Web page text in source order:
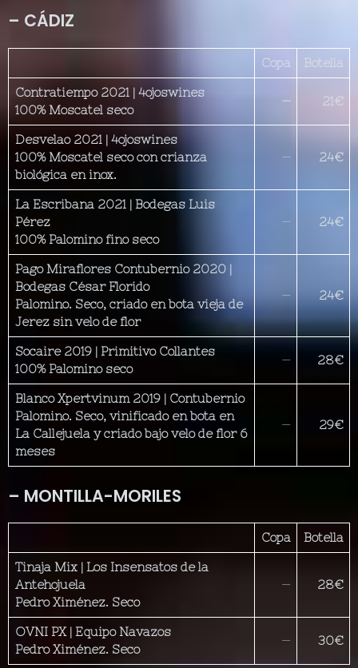
– CÁDIZ
Copa Botella
Contratiempo 2021 | 4ojoswines
100% Moscatel seco
— 21€
Desvelao 2021 | 4ojoswines
100% Moscatel seco con crianza
biológica en inox.
— 24€
La Escribana 2021 | Bodegas Luis
Pérez
100% Palomino fino seco
— 24€
Pago Miraflores Contubernio 2020 |
Bodegas César Florido
Palomino. Seco, criado en bota vieja de
Jerez sin velo de flor
— 24€
Socaire 2019 | Primitivo Collantes
100% Palomino seco
— 28€
Blanco Xpertvinum 2019 | Contubernio
Palomino. Seco, vinificado en bota en
La Callejuela y criado bajo velo de flor 6
meses
— 29€
– MONTILLA-MORILES
Copa Botella
Tinaja Mix | Los Insensatos de la
Antehojuela
Pedro Ximénez. Seco
— 28€
OVNI PX | Equipo Navazos
Pedro Ximénez. Seco
— 30€